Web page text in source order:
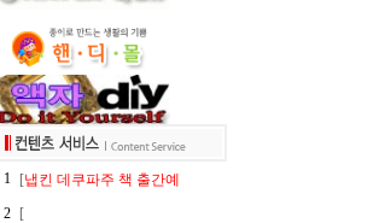
1 [냅킨 데쿠파주 책 출간예
2
[